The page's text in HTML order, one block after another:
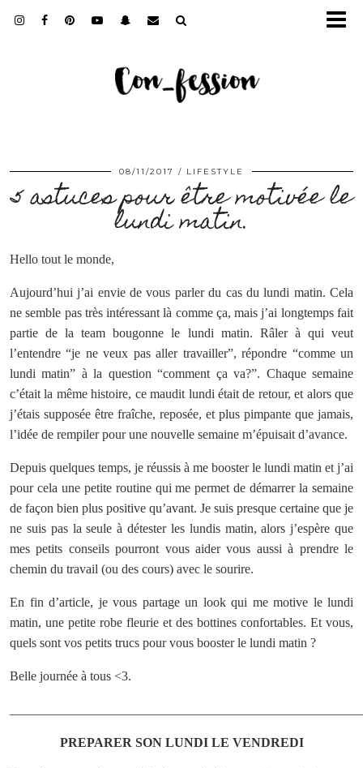
08/11/2017 LIFESTYLE
5 astuces pour être motivée le
lundi matin.
Hello tout le monde,
Aujourd’hui j’ai envie de vous parler du cas du lundi matin. Cela
ne semble pas très intéressant là comme ça, mais j’ai longtemps fait
partie de la team bougonne le lundi matin. Râler à qui veut
l’entendre “je ne veux pas aller travailler”, répondre “comme un
lundi matin” à la question “comment ça va?”. Chaque semaine
c’était la même histoire, ce maudit lundi était de retour, et alors que
j’étais supposée être fraîche, reposée, et plus pimpante que jamais,
l’idée de rempiler pour une nouvelle semaine m’épuisait d’avance.
Depuis quelques temps, je réussis à me booster le lundi matin et j’ai
pour cela une petite routine qui me permet de démarrer la semaine
de façon bien plus positive qu’avant. Je suis presque certaine que je
ne suis pas la seule à détester les lundis matin, alors j’espère que
mes petits conseils pourront vous aider vous aussi à prendre le
chemin du travail (ou des cours) avec le sourire.
En fin d’article, je vous partage un look qui me motive le lundi
matin, une petite robe fleurie et des bottines confortables. Et vous,
quels sont vos petits trucs pour vous booster le lundi matin ?
Belle journée à tous <3.
PREPARER SON LUNDI LE VENDREDI